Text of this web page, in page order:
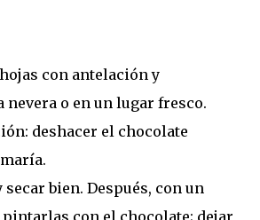
con antelación y
nevera o en un lugar fresco.
deshacer el chocolate
bien. Después, con un
con el chocolate; dejar